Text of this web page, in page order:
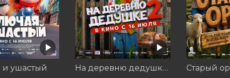
и ушастый На деревню дедушке 2 Старый